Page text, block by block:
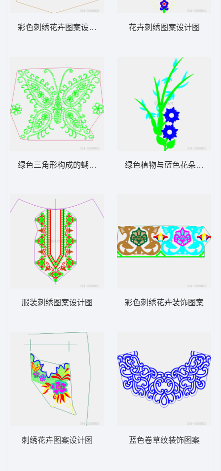
彩色刺绣花卉图案设计图
绿色三角形构成的蝴蝶图案
服装刺绣图案设计图
刺绣花卉图案设计图
花卉刺绣图案设计图
绿色植物与蓝色花朵设计图
彩色刺绣花卉装饰图案
蓝色卷草纹装饰图案